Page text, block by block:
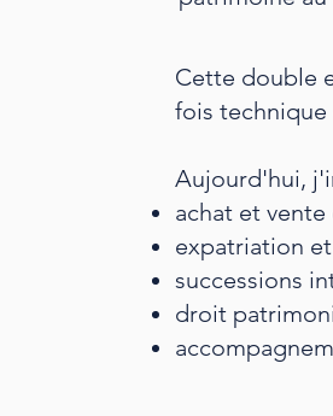
Cette double
fois technique
Aujourd'hui,
achat et
expatriation
successions
droit